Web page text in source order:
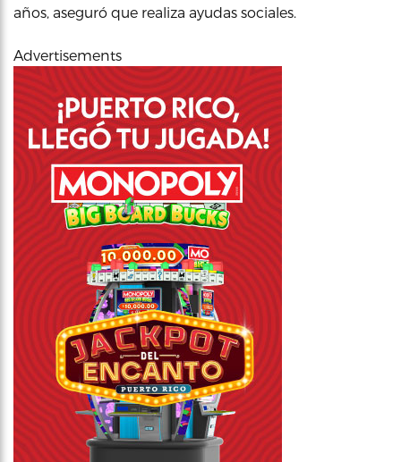
años, aseguró que realiza ayudas sociales.
Advertisements